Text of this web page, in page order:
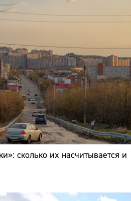
сколько их насчитывается и